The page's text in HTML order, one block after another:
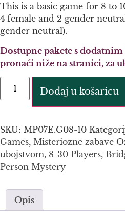
This is a basic game for 8 to
4 female and 2 gender
gender neutral).
Dostupne pakete s
pronaći niže na stranici, za
Dodaj u košaricu
SKU: MP07E.G08-10
Games, Misteriozne zabave
ubojstvom, 8-30 Players,
Person Mystery
Opis